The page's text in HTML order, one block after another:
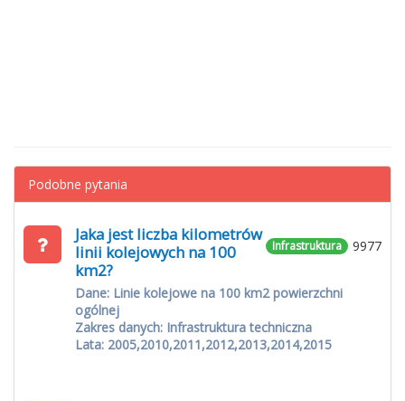
Podobne pytania
9977
Infrastruktura
Jaka jest liczba kilometrów
linii kolejowych na 100
km2?
Dane: Linie kolejowe na 100 km2 powierzchni
ogólnej
Zakres danych: Infrastruktura techniczna
Lata: 2005,2010,2011,2012,2013,2014,2015